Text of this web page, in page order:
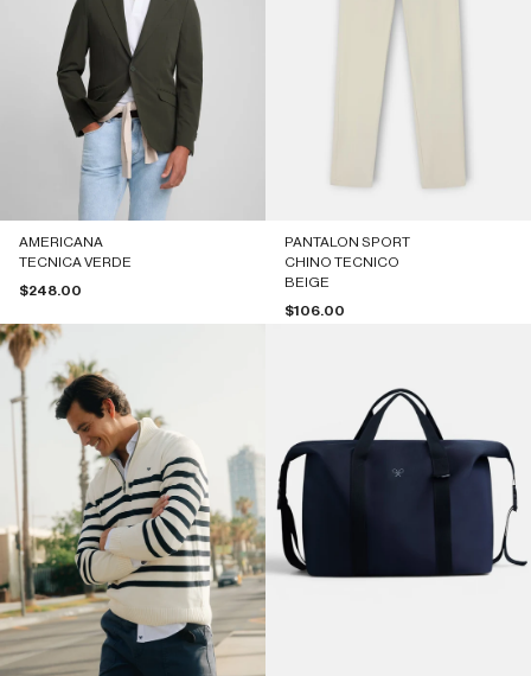
AMERICANA
TECNICA VERDE
Precio de oferta
$248.00
PANTALON SPORT
CHINO TECNICO
BEIGE
Precio de oferta
$106.00